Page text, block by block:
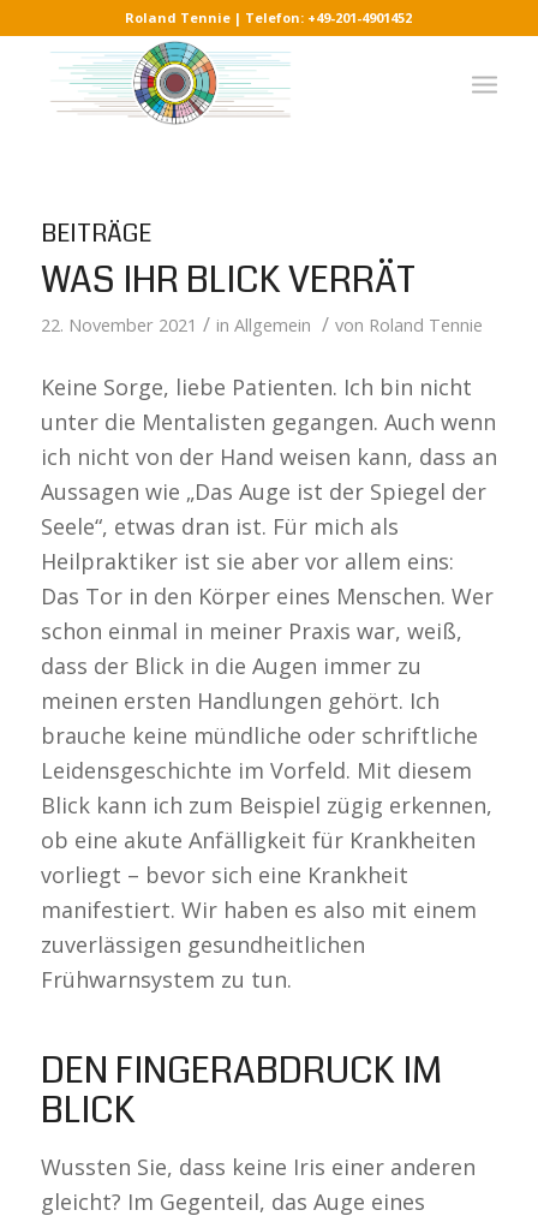
Roland Tennie | Telefon: +49-201-4901452
BEITRÄGE
WAS IHR BLICK VERRÄT
22. November 2021 / in Allgemein / von Roland Tennie
Keine Sorge, liebe Patienten. Ich bin nicht
unter die Mentalisten gegangen. Auch wenn
ich nicht von der Hand weisen kann, dass an
Aussagen wie „Das Auge ist der Spiegel der
Seele“, etwas dran ist. Für mich als
Heilpraktiker ist sie aber vor allem eins:
Das Tor in den Körper eines Menschen. Wer
schon einmal in meiner Praxis war, weiß,
dass der Blick in die Augen immer zu
meinen ersten Handlungen gehört. Ich
brauche keine mündliche oder schriftliche
Leidensgeschichte im Vorfeld. Mit diesem
Blick kann ich zum Beispiel zügig erkennen,
ob eine akute Anfälligkeit für Krankheiten
vorliegt – bevor sich eine Krankheit
manifestiert. Wir haben es also mit einem
zuverlässigen gesundheitlichen
Frühwarnsystem zu tun.
DEN FINGERABDRUCK IM
BLICK
Wussten Sie, dass keine Iris einer anderen
gleicht? Im Gegenteil, das Auge eines